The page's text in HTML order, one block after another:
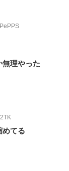
理やった
めてる